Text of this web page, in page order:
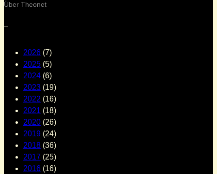
Über Theonet
–
2026 (7)
2025 (5)
2024 (6)
2023 (19)
2022 (16)
2021 (18)
2020 (26)
2019 (24)
2018 (36)
2017 (25)
2016 (16)